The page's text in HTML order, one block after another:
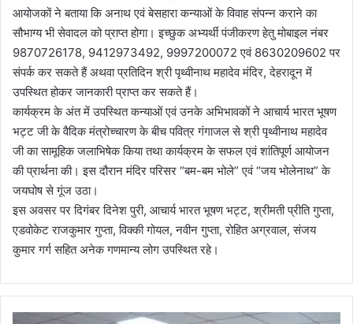
आयोजकों ने बताया कि अनाथ एवं बेसहारा कन्याओं के विवाह संपन्न कराने का
सौभाग्य भी सेवादल को प्राप्त होगा। इच्छुक अभ्यर्थी पंजीकरण हेतु मोबाइल नंबर
9870726178, 9412973492, 9997200072 एवं 8630209602 पर
संपर्क कर सकते हैं अथवा प्रतिदिन श्री पृथ्वीनाथ महादेव मंदिर, देहरादून में
उपस्थित होकर जानकारी प्राप्त कर सकते हैं।
कार्यक्रम के अंत में उपस्थित कन्याओं एवं उनके अभिभावकों ने आचार्य भारत भूषण
भट्ट जी के वैदिक मंत्रोच्चारण के बीच पवित्र गंगाजल से श्री पृथ्वीनाथ महादेव
जी का सामूहिक जलाभिषेक किया तथा कार्यक्रम के सफल एवं शांतिपूर्ण आयोजन
की प्रार्थना की। इस दौरान मंदिर परिसर “बम-बम भोले” एवं “जय भोलेनाथ” के
जयघोष से गूंज उठा।
इस अवसर पर दिगंबर दिनेश पुरी, आचार्य भारत भूषण भट्ट, श्रीमती प्रीति गुप्ता,
एडवोकेट राजकुमार गुप्ता, विक्की गोयल, नवीन गुप्ता, रोहित अग्रवाल, संजय
कुमार गर्ग सहित अनेक गणमान्य लोग उपस्थित रहे।